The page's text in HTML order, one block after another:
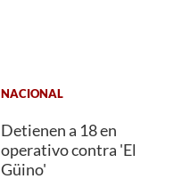
NACIONAL
Detienen a 18 en
operativo contra 'El
Güino'